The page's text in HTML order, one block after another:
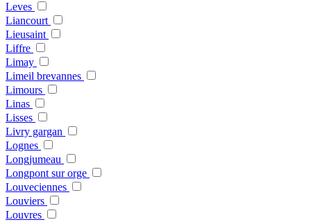
Leves
Liancourt
Lieusaint
Liffre
Limay
Limeil brevannes
Limours
Linas
Lisses
Livry gargan
Lognes
Longjumeau
Longpont sur orge
Louveciennes
Louviers
Louvres